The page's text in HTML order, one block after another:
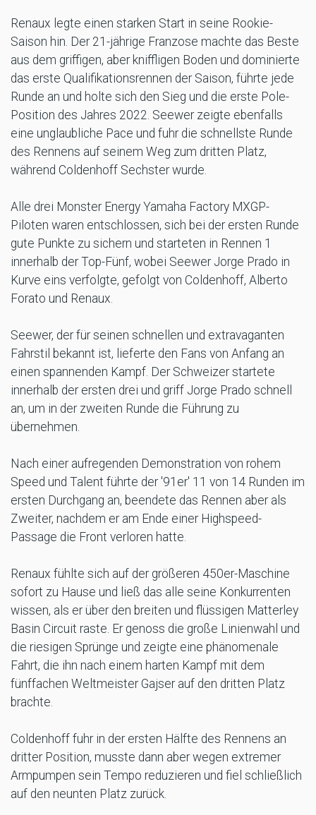
Renaux legte einen starken Start in seine Rookie-
Saison hin. Der 21-jährige Franzose machte das Beste
aus dem griffigen, aber kniffligen Boden und dominierte
das erste Qualifikationsrennen der Saison, führte jede
Runde an und holte sich den Sieg und die erste Pole-
Position des Jahres 2022. Seewer zeigte ebenfalls
eine unglaubliche Pace und fuhr die schnellste Runde
des Rennens auf seinem Weg zum dritten Platz,
während Coldenhoff Sechster wurde.
Alle drei Monster Energy Yamaha Factory MXGP-
Piloten waren entschlossen, sich bei der ersten Runde
gute Punkte zu sichern und starteten in Rennen 1
innerhalb der Top-Fünf, wobei Seewer Jorge Prado in
Kurve eins verfolgte, gefolgt von Coldenhoff, Alberto
Forato und Renaux.
Seewer, der für seinen schnellen und extravaganten
Fahrstil bekannt ist, lieferte den Fans von Anfang an
einen spannenden Kampf. Der Schweizer startete
innerhalb der ersten drei und griff Jorge Prado schnell
an, um in der zweiten Runde die Führung zu
übernehmen.
Nach einer aufregenden Demonstration von rohem
Speed und Talent führte der '91er' 11 von 14 Runden im
ersten Durchgang an, beendete das Rennen aber als
Zweiter, nachdem er am Ende einer Highspeed-
Passage die Front verloren hatte.
Renaux fühlte sich auf der größeren 450er-Maschine
sofort zu Hause und ließ das alle seine Konkurrenten
wissen, als er über den breiten und flüssigen Matterley
Basin Circuit raste. Er genoss die große Linienwahl und
die riesigen Sprünge und zeigte eine phänomenale
Fahrt, die ihn nach einem harten Kampf mit dem
fünffachen Weltmeister Gajser auf den dritten Platz
brachte.
Coldenhoff fuhr in der ersten Hälfte des Rennens an
dritter Position, musste dann aber wegen extremer
Armpumpen sein Tempo reduzieren und fiel schließlich
auf den neunten Platz zurück.